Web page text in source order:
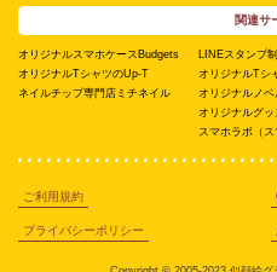
関連サ
オリジナルスマホケースBudgets
オリジナルTシャツのUp-T
ネイルチップ専門店ミチネイル
LINEスタンプ
オリジナルTシ
オリジナルノ
オリジナルグッ
スマホラボ（ス
ご利用規約
プライバシーポリシー